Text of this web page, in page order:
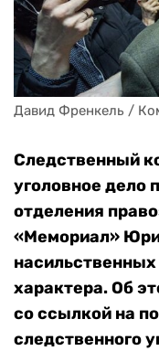
Давид Френкель /
Следственный
уголовное дело
отделения
«Мемориал»
характера. Об
со ссылкой на
следственного